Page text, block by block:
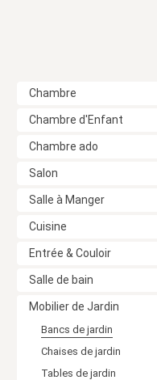
Chambre
Chambre d'Enfant
Chambre ado
Salon
Salle à Manger
Cuisine
Entrée & Couloir
Salle de bain
Mobilier de Jardin
Bancs de jardin
Chaises de jardin
Tables de jardin